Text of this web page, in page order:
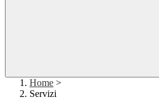
Home >
Servizi